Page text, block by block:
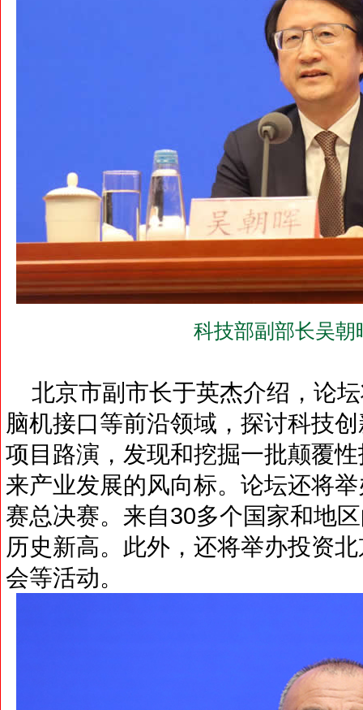
科技部副部长吴朝
北京市副市长于英杰介绍，论
脑机接口等前沿领域，探讨科技
项目路演，发现和挖掘一批颠覆
来产业发展的风向标。论坛还将
赛总决赛。来自30多个国家和地
历史新高。此外，还将举办投资
会等活动。